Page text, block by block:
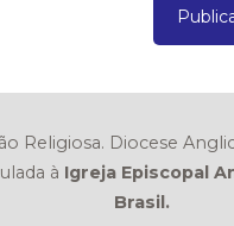
Religiosa. Diocese
à Igreja Episcopal
Brasil.